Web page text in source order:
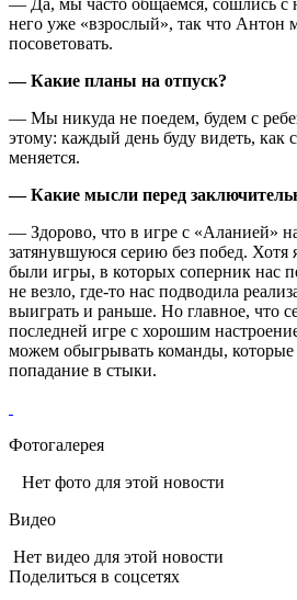
него уже «взрослый», так что Антон
посоветовать.
— Какие планы на отпуск?
— Мы никуда не поедем, будем с
этому: каждый день буду видеть, как
меняется.
— Какие мысли перед
— Здорово, что в игре с «Аланией»
затянувшуюся серию без побед. Хотя
были игры, в которых соперник нас
не везло, где-то нас подводила
выиграть и раньше. Но главное, что
последней игре с хорошим
можем обыгрывать команды, которые
попадание в стыки.
Фотогалерея
Нет фото для этой новости
Видео
Нет видео для этой новости
Поделиться в соцсетях